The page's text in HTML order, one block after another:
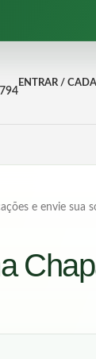
ENTRAR /
e envie sua